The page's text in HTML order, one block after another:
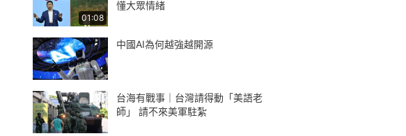
01:08
懂大眾情緒
中國AI為何越強越開源
台海有戰事｜台灣請得動「美語老
師」 請不來美軍駐紮